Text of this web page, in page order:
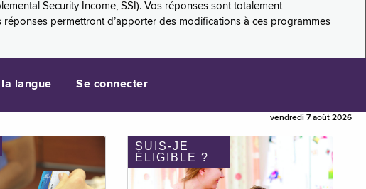
Security Income, SSI). Vos réponses sont totalement
permettront d’apporter des modifications à ces programmes
langue Se connecter
vendredi 7 août 2026
SUIS-JE
ÉLIGIBLE ?